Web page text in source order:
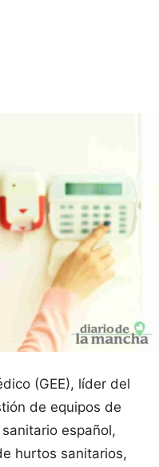
(GEE), líder del
de equipos de
español,
hurtos sanitarios,